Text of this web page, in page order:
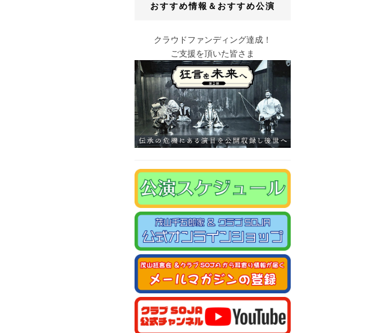
おすすめ情報＆おすすめ公演
クラウドファンディング達成！
ご支援を頂いた皆さま